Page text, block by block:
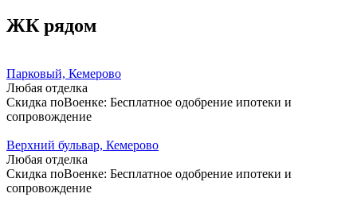
ЖК рядом
Парковый, Кемерово
Любая отделка
Скидка поВоенке: Бесплатное одобрение ипотеки и
сопровождение
Верхний бульвар, Кемерово
Любая отделка
Скидка поВоенке: Бесплатное одобрение ипотеки и
сопровождение